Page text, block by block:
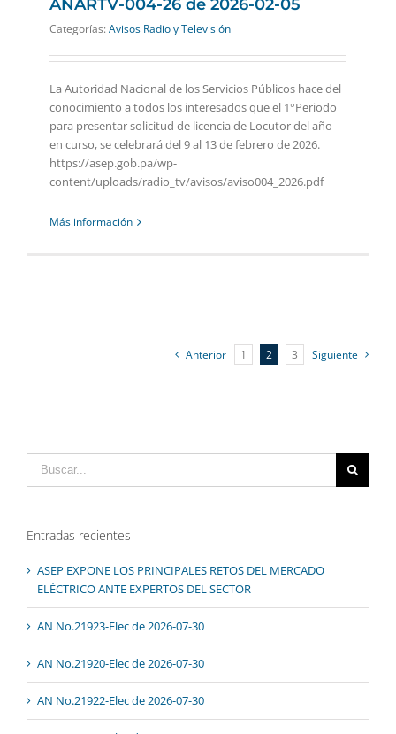
ANARTV-004-26 de 2026-02-05
Categorías: Avisos Radio y Televisión
La Autoridad Nacional de los Servicios Públicos hace del
conocimiento a todos los interesados que el 1°Periodo
para presentar solicitud de licencia de Locutor del año
en curso, se celebrará del 9 al 13 de febrero de 2026.
https://asep.gob.pa/wp-
content/uploads/radio_tv/avisos/aviso004_2026.pdf
Más información
Anterior 1 2 3 Siguiente
Buscar:
Entradas recientes
ASEP EXPONE LOS PRINCIPALES RETOS DEL MERCADO
ELÉCTRICO ANTE EXPERTOS DEL SECTOR
AN No.21923-Elec de 2026-07-30
AN No.21920-Elec de 2026-07-30
AN No.21922-Elec de 2026-07-30